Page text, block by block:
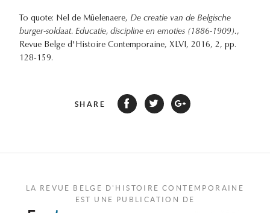
To quote: Nel de Mûelenaere, De creatie van de Belgische
burger-soldaat. Educatie, discipline en emoties (1886-1909).,
Revue Belge d'Histoire Contemporaine, XLVI, 2016, 2, pp.
128-159.
SHARE
LA REVUE BELGE D'HISTOIRE CONTEMPORAINE
EST UNE PUBLICATION DE